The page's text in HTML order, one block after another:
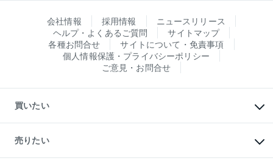
会社情報 採用情報
ニュースリリース
ヘルプ・よくあるご質問
サイトマップ
各種お問合せ
サイトについて・免責事項
個人情報保護・プライバシーポリシー
ご意見・お問合せ
買いたい
新築・分譲マンションの購入
中古マンションの購入
一戸建ての購入
売りたい